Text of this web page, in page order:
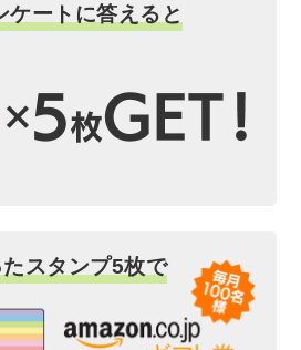
ケートに答えると
スタンプ5枚で